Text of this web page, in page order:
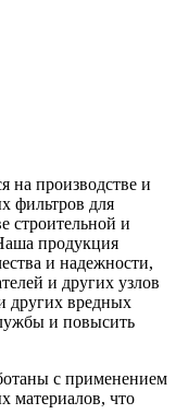
на производстве и
фильтров для
строительной и
продукция
и надежности,
и других узлов
других вредных
и повысить
с применением
материалов, что